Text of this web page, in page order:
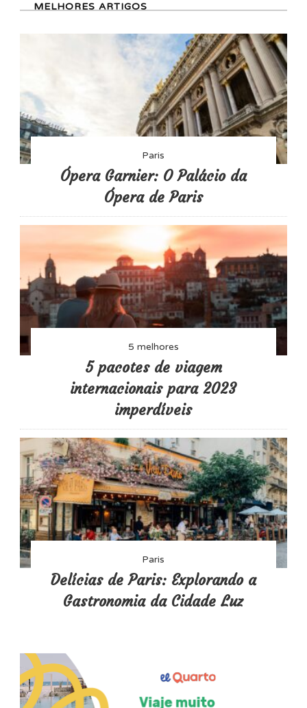
MELHORES ARTIGOS
Paris
Ópera Garnier: O Palácio da
Ópera de Paris
5 melhores
5 pacotes de viagem
internacionais para 2023
imperdíveis
Paris
Delícias de Paris: Explorando a
Gastronomia da Cidade Luz